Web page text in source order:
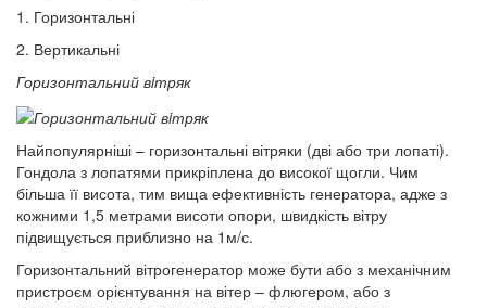
1. Горизонтальні
2. Вертикальні
Горизонтальний вiтряк
Найпопулярніші – горизонтальні вітряки (дві або три лопаті).
Гондола з лопатями прикріплена до високої щогли. Чим
більша її висота, тим вища ефективність генератора, адже з
кожними 1,5 метрами висоти опори, швидкість вітру
підвищується приблизно на 1м/с.
Горизонтальний вітрогенератор може бути або з механічним
пристроєм орієнтування на вітер – флюгером, або з